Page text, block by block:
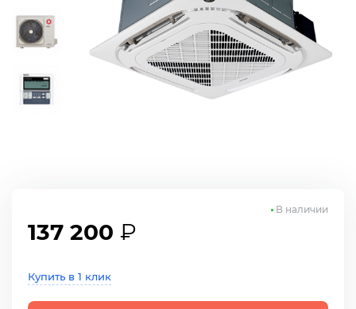
137 200 ₽
Купить в 1 клик
В наличии